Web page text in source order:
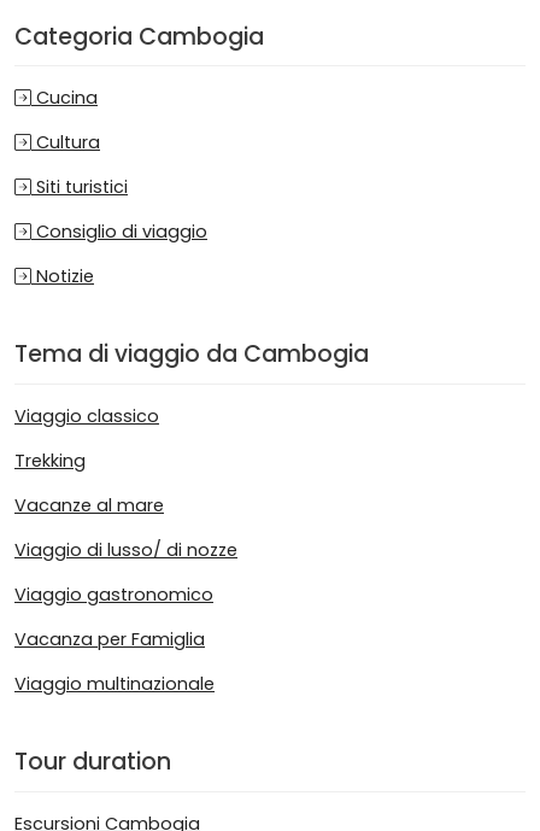
Categoria Cambogia
Cucina
Cultura
Siti turistici
Consiglio di viaggio
Notizie
Tema di viaggio da Cambogia
Viaggio classico
Trekking
Vacanze al mare
Viaggio di lusso/ di nozze
Viaggio gastronomico
Vacanza per Famiglia
Viaggio multinazionale
Tour duration
Escursioni Cambogia